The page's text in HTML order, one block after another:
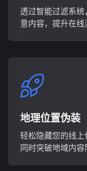
透过智能过滤系
意内容，提升在线
地理位置伪装
轻松隐藏您的线上
同时突破地域内容